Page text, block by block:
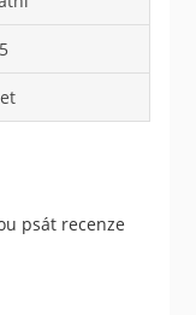
psát recenze